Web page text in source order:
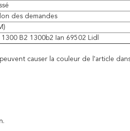
des demandes
1300 B2 1300b2 Ian 69502 Lidl
causer la couleur de l'article